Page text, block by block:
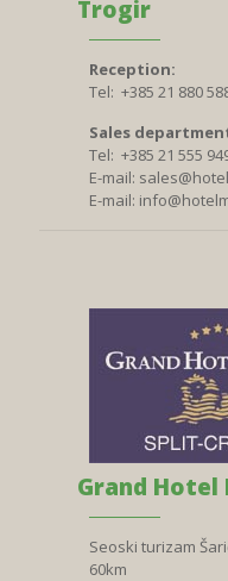
Trogir
Reception:
Tel: +385 21 880
Sales
Tel: +385 21 555
E-mail:
E-mail:
Grand Hotel
Seoski turizam
60km